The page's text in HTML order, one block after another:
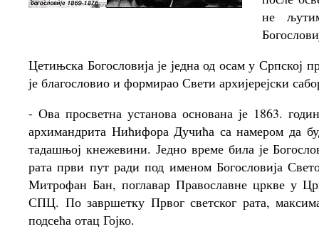
не
Цетињска Богословија је једна од осам у Српској
је благословио и формирао Свети архијерејски
- Ова просветна установа основана је 1863.
архимандрита Нићифора Дучића са намером да
тадашњој кнежевини. Једно време била је
рата први пут ради под именом Богословија
Митрофан Бан, поглавар Православне цркве у
СПЦ. По завршетку Првог светског рата,
подсећа отац Гојко.